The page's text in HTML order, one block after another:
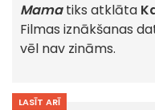
Mamatiks atklāta
Filmas iznākšanas
vēl nav zināms.
LASĪT ARĪ